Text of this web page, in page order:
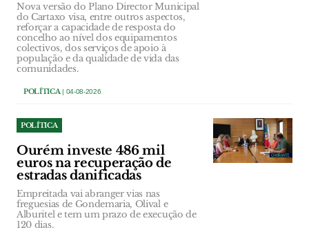
Nova versão do Plano Director Municipal
do Cartaxo visa, entre outros aspectos,
reforçar a capacidade de resposta do
concelho ao nível dos equipamentos
colectivos, dos serviços de apoio à
população e da qualidade de vida das
comunidades.
POLÍTICA| 04-08-2026
POLÍTICA
Ourém investe 486 mil
euros na recuperação de
estradas danificadas
Empreitada vai abranger vias nas
freguesias de Gondemaria, Olival e
Alburitel e tem um prazo de execução de
120 dias.